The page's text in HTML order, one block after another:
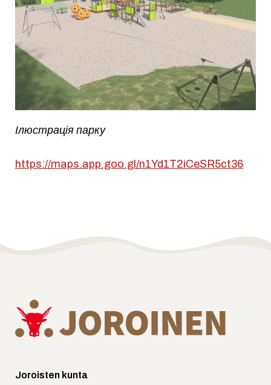
Ілюстрація парку
https://maps.app.goo.gl/n1Yd1T2iCeSR5ct36
Joroisten kunta